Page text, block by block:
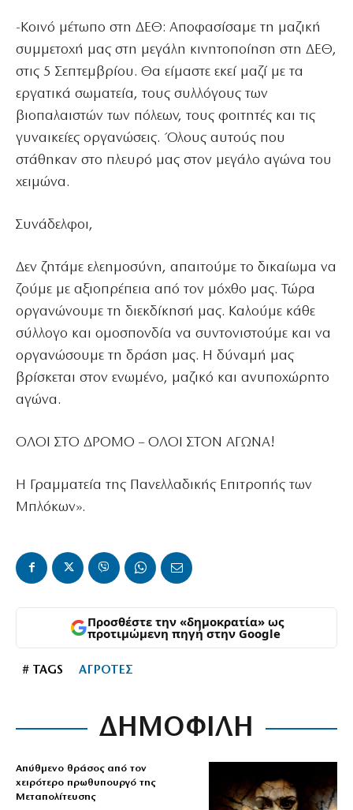
-Κοινό μέτωπο στη ΔΕΘ: Αποφασίσαμε τη μαζική
συμμετοχή μας στη μεγάλη κινητοποίηση στη ΔΕΘ,
στις 5 Σεπτεμβρίου. Θα είμαστε εκεί μαζί με τα
εργατικά σωματεία, τους συλλόγους των
βιοπαλαιστών των πόλεων, τους φοιτητές και τις
γυναικείες οργανώσεις. Όλους αυτούς που
στάθηκαν στο πλευρό μας στον μεγάλο αγώνα του
χειμώνα.
Συνάδελφοι,
Δεν ζητάμε ελεημοσύνη, απαιτούμε το δικαίωμα να
ζούμε με αξιοπρέπεια από τον μόχθο μας. Τώρα
οργανώνουμε τη διεκδίκησή μας. Καλούμε κάθε
σύλλογο και ομοσπονδία να συντονιστούμε και να
οργανώσουμε τη δράση μας. Η δύναμή μας
βρίσκεται στον ενωμένο, μαζικό και ανυποχώρητο
αγώνα.
ΟΛΟΙ ΣΤΟ ΔΡΟΜΟ – ΟΛΟΙ ΣΤΟΝ ΑΓΩΝΑ!
Η Γραμματεία της Πανελλαδικής Επιτροπής των
Μπλόκων».
Προσθέστε την «δημοκρατία» ως
προτιμώμενη πηγή στην Google
# TAGS ΑΓΡΟΤΕΣ
ΔΗΜΟΦΙΛΗ
Απύθμενο θράσος από τον
χειρότερο πρωθυπουργό της
Μεταπολίτευσης